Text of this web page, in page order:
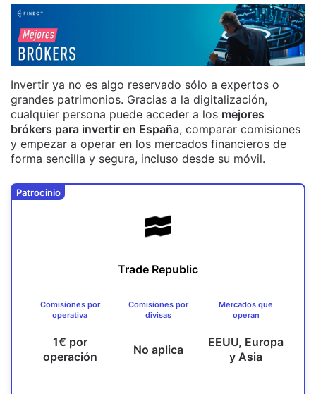
Invertir ya no es algo reservado sólo a expertos o
grandes patrimonios. Gracias a la digitalización,
cualquier persona puede acceder a los mejores
brókers para invertir en España, comparar comisiones
y empezar a operar en los mercados financieros de
forma sencilla y segura, incluso desde su móvil.
Patrocinio
Trade Republic
Comisiones por
operativa
1€ por
operación
Comisiones por
divisas
No aplica
Mercados que
operan
EEUU, Europa
y Asia